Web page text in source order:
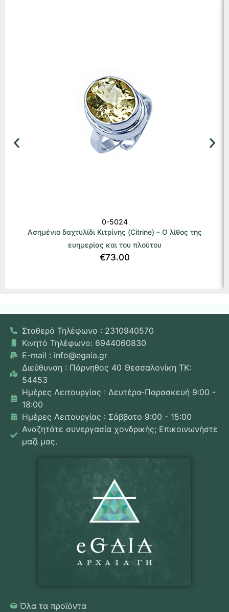
0-5024
Ασημένιο δαχτυλίδι Κιτρίνης (Citrine) – Ο λίθος της
ευημερίας και του πλούτου
€73.00
Σταθερό Τηλέφωνο : 2310940570
Κινητό Τηλέφωνο: 6944060830
E-mail : info@egaia.gr
Διεύθυνση : Πάρνηθος 40 Θεσσαλονίκη ΤΚ:
54453
Ημέρες Λειτουργίας : Δευτέρα-Παρασκευή 9:00 -
18:00
Ημέρες Λειτουργίας : Σάββατο 9:00 - 15:00
Αναζητάτε συνεργασία χονδρικής; Επικοινωνήστε
μαζί μας.
Όλα τα προϊόντα